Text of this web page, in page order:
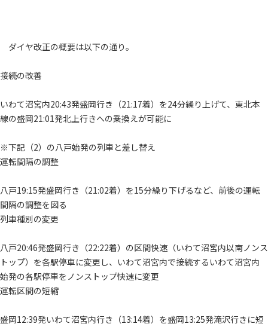
ダイヤ改正の概要は以下の通り。
接続の改善
いわて沼宮内20:43発盛岡行き（21:17着）を24分繰り上げて、東北本
線の盛岡21:01発北上行きへの乗換えが可能に
※下記（2）の八戸始発の列車と差し替え
運転間隔の調整
八戸19:15発盛岡行き（21:02着）を15分繰り下げるなど、前後の運転
間隔の調整を図る
列車種別の変更
八戸20:46発盛岡行き（22:22着）の区間快速（いわて沼宮内以南ノンス
トップ）を各駅停車に変更し、いわて沼宮内で接続するいわて沼宮内
始発の各駅停車をノンストップ快速に変更
運転区間の短縮
盛岡12:39発いわて沼宮内行き（13:14着）を盛岡13:25発滝沢行きに短